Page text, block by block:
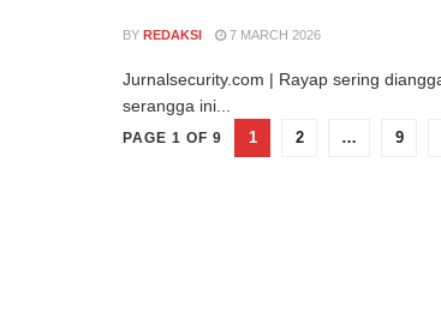
BY REDAKSI 7 MARCH 2026
Jurnalsecurity.com | Rayap sering
serangga ini...
PAGE 1 OF 9 1 2 … 9